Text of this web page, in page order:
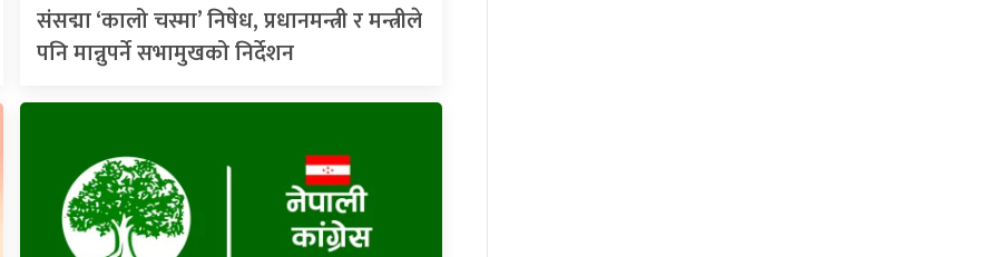
संसद्मा ‘कालो चस्मा’ निषेध, प्रधानमन्त्री र मन्त्रीले
पनि मान्नुपर्ने सभामुखको निर्देशन